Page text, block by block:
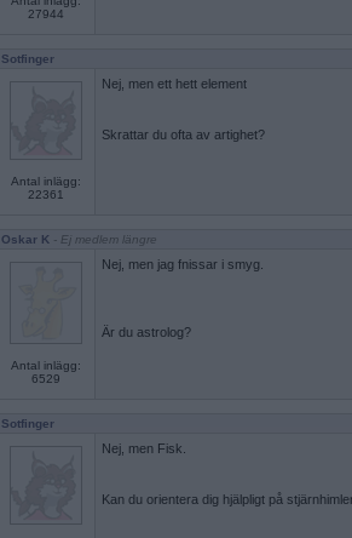
27944
Sotfinger
Antal inlägg:
22361
Nej, men ett hett element
Skrattar du ofta av artighet?
Oskar K - Ej medlem längre
Antal inlägg:
6529
Nej, men jag fnissar i smyg.
Är du astrolog?
Sotfinger
Nej, men Fisk.
Kan du orientera dig hjälpligt på